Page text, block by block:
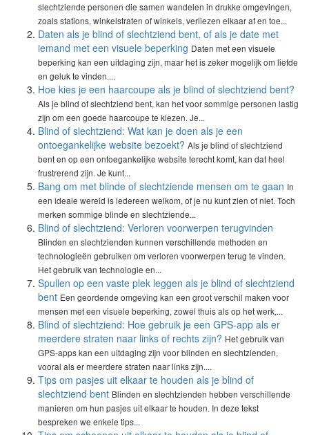
slechtziende personen die samen wandelen in drukke omgevingen,
zoals stations, winkelstraten of winkels, verliezen elkaar af en toe...
Daten als je blind of slechtziend bent, of als je date met
iemand met een visuele beperking Daten met een visuele
beperking kan een uitdaging zijn, maar het is zeker mogelijk om liefde
en geluk te vinden....
Hoe kies je een haarcoupe als je blind of slechtziend bent?
Als je blind of slechtziend bent, kan het voor sommige personen lastig
zijn om een goede haarcoupe te kiezen. Je...
Blind of slechtziend: Wat kan je doen als je een
ontoegankelijke website bezoekt? Als je blind of slechtziend
bent en op een ontoegankelijke website terecht komt, kan dat heel
frustrerend zijn. Je kunt...
Bang om met blinde of slechtziende mensen om te gaan In
een ideale wereld is iedereen welkom, of je nu kunt zien of niet. Toch
merken sommige blinde en slechtziende...
Blind of slechtziend: Verloren voorwerpen terugvinden
Blinden en slechtzienden kunnen verschillende methoden en
technologieën gebruiken om verloren voorwerpen terug te vinden.
Het gebruik van technologie en...
Spullen op een vaste plek leggen als je blind of slechtziend
bent Een geordende omgeving kan een groot verschil maken voor
mensen met een visuele beperking, zowel thuis als op het werk,...
Blind of slechtziend: Hoe gebruik je een GPS-app als er
meerdere straten naar links of rechts zijn? Het gebruik van
GPS-apps kan een uitdaging zijn voor blinden en slechtzienden,
vooral als er meerdere straten naar links zijn....
Tips om pasjes uit elkaar te houden als je blind of
slechtziend bent Blinden en slechtzienden hebben verschillende
manieren om hun pasjes uit elkaar te houden. In deze tekst
bespreken we enkele tips...